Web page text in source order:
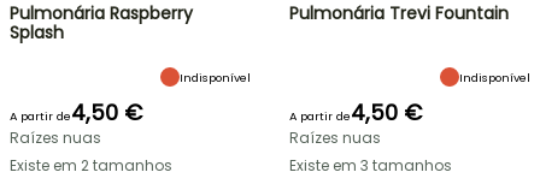
Pulmonária Raspberry
Splash
Indisponível
A partir de4,50 €
Raízes nuas
Existe em 2 tamanhos
Pulmonária Trevi Fountain
Indisponível
A partir de4,50 €
Raízes nuas
Existe em 3 tamanhos